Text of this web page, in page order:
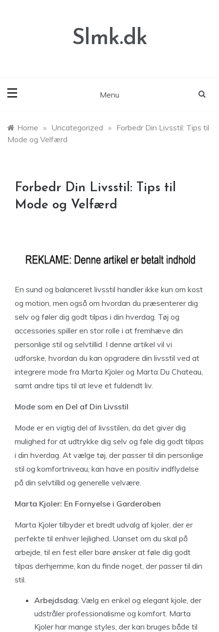
Slmk.dk
Menu
Home » Uncategorized » Forbedr Din Livsstil: Tips til
Mode og Velfærd
Forbedr Din Livsstil: Tips til
Mode og Velfærd
En sund og balanceret livsstil handler ikke kun om kost
og motion, men også om hvordan du præsenterer dig
selv og føler dig godt tilpas i din hverdag. Tøj og
accessories spiller en stor rolle i at fremhæve din
personlige stil og selvtillid. I denne artikel vil vi
udforske, hvordan du kan opgradere din livsstil ved at
integrere mode fra Marta Kjoler og Marta Du Chateau,
samt andre tips til at leve et fuldendt liv.
Mode som en Del af Din Livsstil
Mode er en vigtig del af livsstilen, da det giver dig
mulighed for at udtrykke dig selv og føle dig godt tilpas
i din hverdag. At vælge tøj, der passer til din personlige
stil og komfortniveau, kan have en positiv indflydelse
på din selvtillid og generelle velvære.
Marta Kjoler: En Fornyelse i Garderoben
Marta Kjoler tilbyder et bredt udvalg af kjoler, der er
perfekte til enhver lejlighed. Uanset om du skal på
arbejde, til en fest eller bare ønsker at føle dig godt
tilpas derhjemme, kan du finde noget, der passer til din
stil.
Arbejdsdag: Vælg en enkel og elegant kjole, der
udstråler professionalisme og komfort. Marta
Kjoler har mange styles, der kan bruges både til